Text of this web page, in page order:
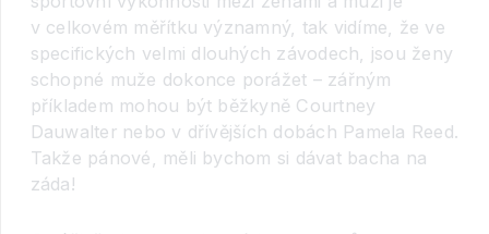
v celkovém měřítku významný, tak vidíme, že ve
specifických velmi dlouhých závodech, jsou ženy
schopné muže dokonce porážet – zářným
příkladem mohou být běžkyně Courtney
Dauwalter nebo v dřívějších dobách Pamela Reed.
Takže pánové, měli bychom si dávat bacha na
záda!